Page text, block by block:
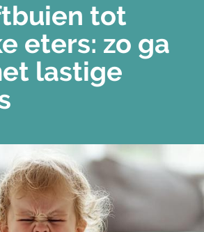
tot
eters: zo ga
lastige